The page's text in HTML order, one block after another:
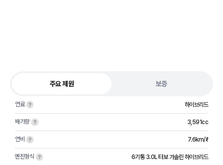
주요 제원 보증
연료 하이브리드
배기량 3,591cc
연비 7.6km/ℓ
엔진형식 6기통 3.0L 터보 가솔린 하이브리드